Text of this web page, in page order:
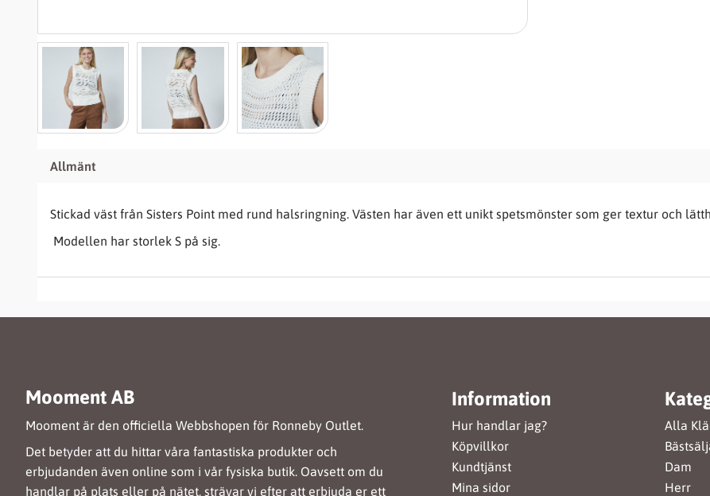
Allmänt
Stickad väst från Sisters Point med rund halsringning. Västen har även ett unikt spetsmönster som ger textur och
Modellen har storlek S på sig.
Mooment AB
Mooment är den officiella Webbshopen för Ronneby Outlet.
Det betyder att du hittar våra fantastiska produkter och
erbjudanden även online som i vår fysiska butik. Oavsett om du
handlar på plats eller på nätet, strävar vi efter att erbjuda er ett
Information
Hur handlar jag?
Köpvillkor
Kundtjänst
Mina sidor
Alla
Dam
Herr